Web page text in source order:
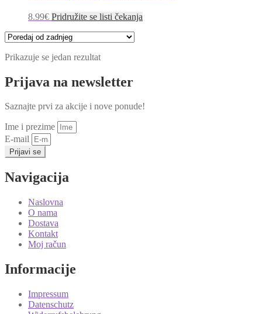
8.99€ Pridružite se listi čekanja
Prikazuje se jedan rezultat
Prijava na newsletter
Saznajte prvi za akcije i nove ponude!
Ime i prezime
E-mail
Prijavi se
Navigacija
Naslovna
O nama
Dostava
Kontakt
Moj račun
Informacije
Impressum
Datenschutz